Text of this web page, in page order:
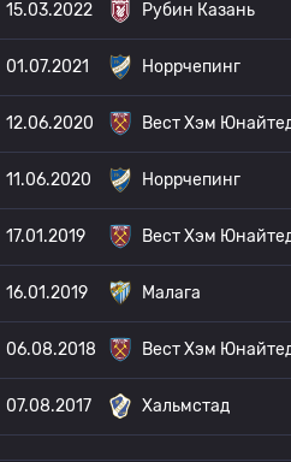
15.03.2022 Рубин Казань
01.07.2021 Норрчепинг
12.06.2020 Вест Хэм
11.06.2020 Норрчепинг
17.01.2019 Вест Хэм
16.01.2019 Малага
06.08.2018 Вест Хэм
07.08.2017 Хальмстад